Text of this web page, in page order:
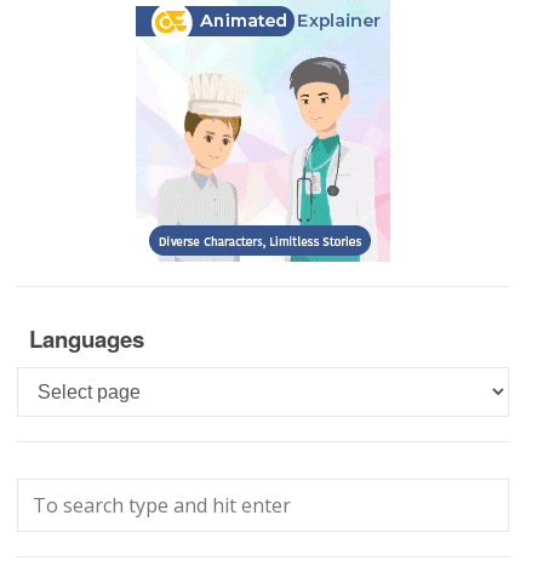
Languages
Languages